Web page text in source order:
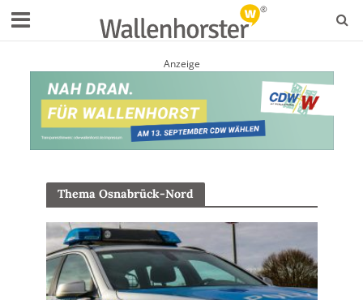
Anzeige
Thema Osnabrück-Nord